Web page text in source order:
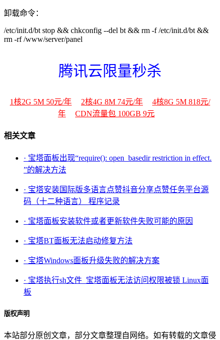
卸载命令：
/etc/init.d/bt stop && chkconfig --del bt && rm -f /etc/init.d/bt &&
rm -rf /www/server/panel
腾讯云限量秒杀
1核2G 5M 50元/年 2核4G 8M 74元/年
4核8G 5M 818元/
年
CDN流量包 100GB 9元
相关文章
· 宝塔面板出现“require(): open_basedir restriction in effect.
”的解决方法
· 宝塔安装国际版多语言点赞抖音分享点赞任务平台源
码（十二种语言） 程序记录
· 宝塔面板安装软件或者更新软件失败可能的原因
· 宝塔BT面板无法启动修复方法
· 宝塔Windows面板升级失败的解决方案
· 宝塔执行sh文件_宝塔面板无法访问权限被锁 Linux面
板
版权声明
本站部分原创文章，部分文章整理自网络。如有转载的文章侵